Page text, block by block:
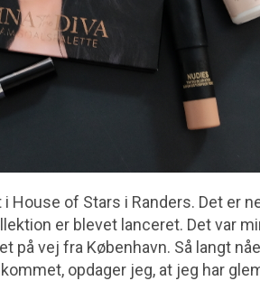
House of Stars i Randers. Det er
er blevet lanceret. Det var
på vej fra København. Så langt
opdager jeg, at jeg har